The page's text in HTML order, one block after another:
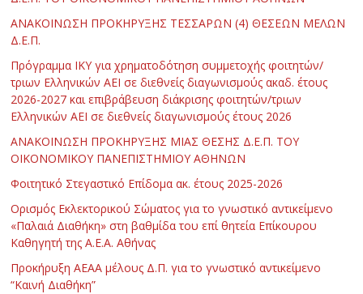
ΑΝΑΚΟΙΝΩΣΗ ΠΡΟΚΗΡΥΞΗΣ ΤΕΣΣΑΡΩΝ (4) ΘΕΣΕΩΝ ΜΕΛΩΝ
Δ.Ε.Π.
Πρόγραμμα ΙΚΥ για χρηματοδότηση συμμετοχής φοιτητών/
τριων Ελληνικών ΑΕΙ σε διεθνείς διαγωνισμούς ακαδ. έτους
2026-2027 και επιβράβευση διάκρισης φοιτητών/τριων
Ελληνικών ΑΕΙ σε διεθνείς διαγωνισμούς έτους 2026
ΑΝΑΚΟΙΝΩΣΗ ΠΡΟΚΗΡΥΞΗΣ ΜΙΑΣ ΘΕΣΗΣ Δ.Ε.Π. ΤΟΥ
ΟΙΚΟΝΟΜΙΚΟΥ ΠΑΝΕΠΙΣΤΗΜΙΟΥ ΑΘΗΝΩΝ
Φοιτητικό Στεγαστικό Επίδομα ακ. έτους 2025-2026
Ορισμός Εκλεκτορικού Σώματος για το γνωστικό αντικείμενο
«Παλαιά Διαθήκη» στη βαθμίδα του επί θητεία Επίκουρου
Καθηγητή της Α.Ε.Α. Αθήνας
Προκήρυξη ΑΕΑΑ μέλους Δ.Π. για το γνωστικό αντικείμενο
“Καινή Διαθήκη”